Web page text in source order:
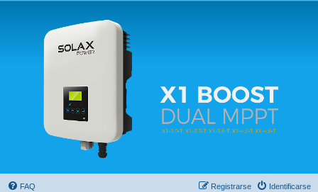
Solax FAQ
Lugar para intercambiar dudas sobre inversores solares Solax y temas relacionados.
FAQ Identificarse
Registrarse